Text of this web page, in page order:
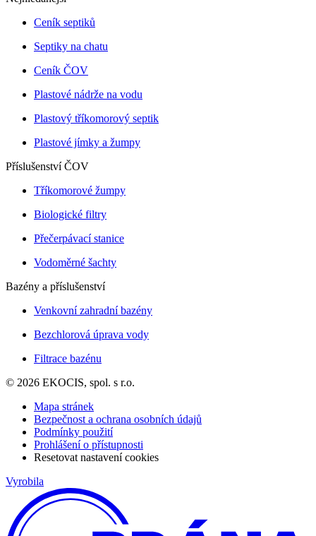
Ceník septiků
Septiky na chatu
Ceník ČOV
Plastové nádrže na vodu
Plastový tříkomorový septik
Plastové jímky a žumpy
Příslušenství ČOV
Tříkomorové žumpy
Biologické filtry
Přečerpávací stanice
Vodoměrné šachty
Bazény a příslušenství
Venkovní zahradní bazény
Bezchlorová úprava vody
Filtrace bazénu
© 2026 EKOCIS, spol. s r.o.
Mapa stránek
Bezpečnost a ochrana osobních údajů
Podmínky použití
Prohlášení o přístupnosti
Resetovat nastavení cookies
Vyrobila